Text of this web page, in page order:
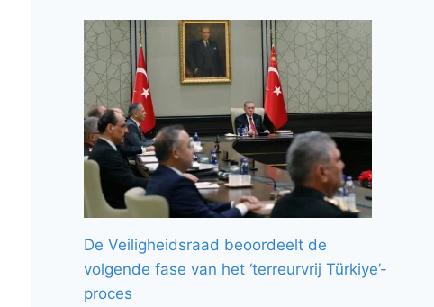
De Veiligheidsraad beoordeelt de
volgende fase van het ‘terreurvrij Türkiye’-
proces